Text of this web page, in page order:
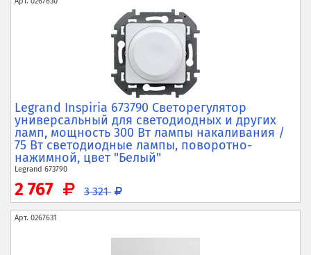
Legrand Inspiria 673790 Светорегулятор
универсальный для светодиодных и других
ламп, мощность 300 Вт лампы накаливания /
75 Вт светодиодные лампы, поворотно-
нажимной, цвет "Белый"
Legrand 673790
2 767 3 321
Арт. 0267631